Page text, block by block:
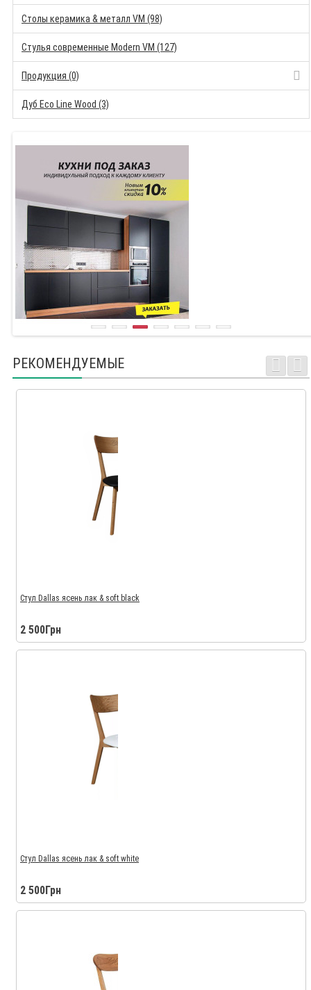
Столы керамика & металл VM (98)
Стулья современные Modern VM (127)
Продукция (0)
Дуб Eco Line Wood (3)
РЕКОМЕНДУЕМЫЕ
Стул Dallas ясень лак & soft black
2 500Грн
Стул Dallas ясень лак & soft white
2 500Грн